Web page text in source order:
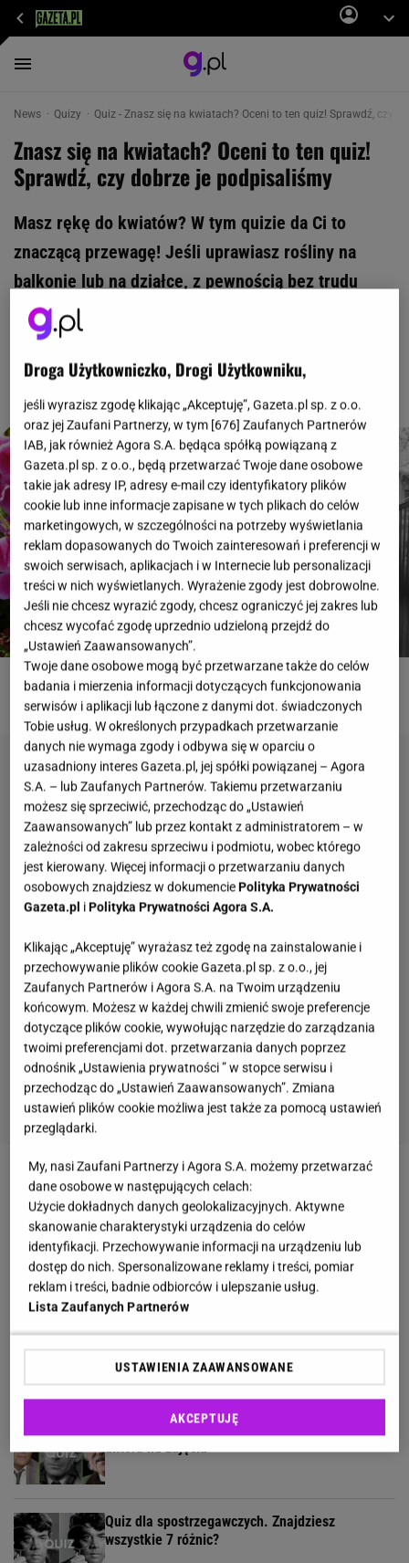
News Quizy Quiz - Znasz się na kwiatach? Oceni to ten quiz! Sprawdź, czy
Znasz się na kwiatach? Oceni to ten quiz!
Sprawdź, czy dobrze je podpisaliśmy
Masz rękę do kwiatów? W tym quizie da Ci to
znaczącą przewagę! Jeśli uprawiasz rośliny na
balkonie lub na działce, z pewnością bez trudu
rozpoznasz je na zdjęciach. Uda Ci się zdobyć
perfekcyjny wynik 11/11? Powodzenia!
ROZWIĄŻ QUIZ
w quizie geograficznym
Quiz. Rozpoznasz Annę Jantar na zdjęciu? Masz
już jeden punkt!
Rozwiąż quiz filmowy. Czy rozpoznasz
najwybitniejsze aktorki PRL-u?
Stuhr, Gołas, Opania? Rozpoznaj polskiego
aktora na zdjęciu
Quiz dla spostrzegawczych. Znajdziesz
wszystkie 7 różnic?
Droga Użytkowniczko, Drogi Użytkowniku,
jeśli wyrazisz zgodę klikając „Akceptuję”, Gazeta.pl sp. z o.o.
oraz jej Zaufani Partnerzy, w tym [676] Zaufanych Partnerów
IAB, jak również Agora S.A. będąca spółką powiązaną z
Gazeta.pl sp. z o.o., będą przetwarzać Twoje dane osobowe
takie jak adresy IP, adresy e-mail czy identyfikatory plików
cookie lub inne informacje zapisane w tych plikach do celów
marketingowych, w szczególności na potrzeby wyświetlania
reklam dopasowanych do Twoich zainteresowań i preferencji w
swoich serwisach, aplikacjach i w Internecie lub personalizacji
treści w nich wyświetlanych. Wyrażenie zgody jest dobrowolne.
Jeśli nie chcesz wyrazić zgody, chcesz ograniczyć jej zakres lub
chcesz wycofać zgodę uprzednio udzieloną przejdź do
„Ustawień Zaawansowanych”.
Twoje dane osobowe mogą być przetwarzane także do celów
badania i mierzenia informacji dotyczących funkcjonowania
serwisów i aplikacji lub łączone z danymi dot. świadczonych
Tobie usług. W określonych przypadkach przetwarzanie
danych nie wymaga zgody i odbywa się w oparciu o
uzasadniony interes Gazeta.pl, jej spółki powiązanej – Agora
S.A. – lub Zaufanych Partnerów. Takiemu przetwarzaniu
możesz się sprzeciwić, przechodząc do „Ustawień
Zaawansowanych” lub przez kontakt z administratorem – w
zależności od zakresu sprzeciwu i podmiotu, wobec którego
jest kierowany. Więcej informacji o przetwarzaniu danych
osobowych znajdziesz w dokumenciePolityka Prywatności
Gazeta.pl iPolityka Prywatności Agora S.A.
Klikając „Akceptuję” wyrażasz też zgodę na zainstalowanie i
przechowywanie plików cookie Gazeta.pl sp. z o.o., jej
Zaufanych Partnerów i Agora S.A. na Twoim urządzeniu
końcowym. Możesz w każdej chwili zmienić swoje preferencje
dotyczące plików cookie, wywołując narzędzie do zarządzania
twoimi preferencjami dot. przetwarzania danych poprzez
odnośnik „Ustawienia prywatności ” w stopce serwisu i
przechodząc do „Ustawień Zaawansowanych”. Zmiana
ustawień plików cookie możliwa jest także za pomocą ustawień
przeglądarki.
My, nasi Zaufani Partnerzy i Agora S.A. możemy przetwarzać
dane osobowe w następujących celach:
Użycie dokładnych danych geolokalizacyjnych. Aktywne
skanowanie charakterystyki urządzenia do celów
identyfikacji. Przechowywanie informacji na urządzeniu lub
dostęp do nich. Spersonalizowane reklamy i treści, pomiar
reklam i treści, badnie odbiorców i ulepszanie usług.
Lista Zaufanych Partnerów
USTAWIENIA ZAAWANSOWANE
AKCEPTUJĘ